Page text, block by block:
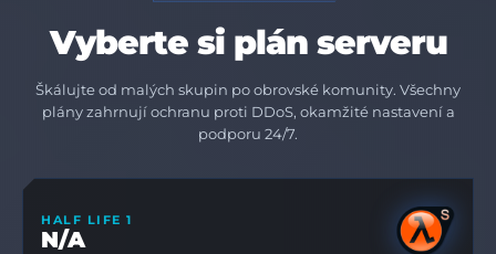
Vyberte si plán serveru
Škálujte od malých skupin po obrovské komunity. Všechny
plány zahrnují ochranu proti DDoS, okamžité nastavení a
podporu 24/7.
HALF LIFE 1
N/A